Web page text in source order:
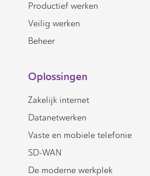
Productief werken
Veilig werken
Beheer
Oplossingen
Zakelijk internet
Datanetwerken
Vaste en mobiele telefonie
SD-WAN
De moderne werkplek